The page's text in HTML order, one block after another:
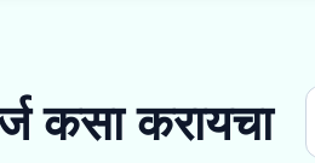
कसा करायचा